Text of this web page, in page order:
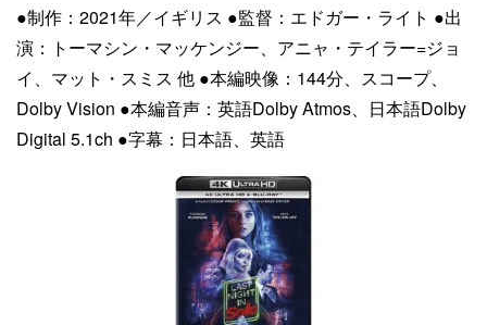
●制作：2021年／イギリス ●監督：エドガー・ライト ●出
演：トーマシン・マッケンジー、アニャ・テイラー=ジョ
イ、マット・スミス 他 ●本編映像：144分、スコープ、
Dolby Vision ●本編音声：英語Dolby Atmos、日本語Dolby
Digital 5.1ch ●字幕：日本語、英語